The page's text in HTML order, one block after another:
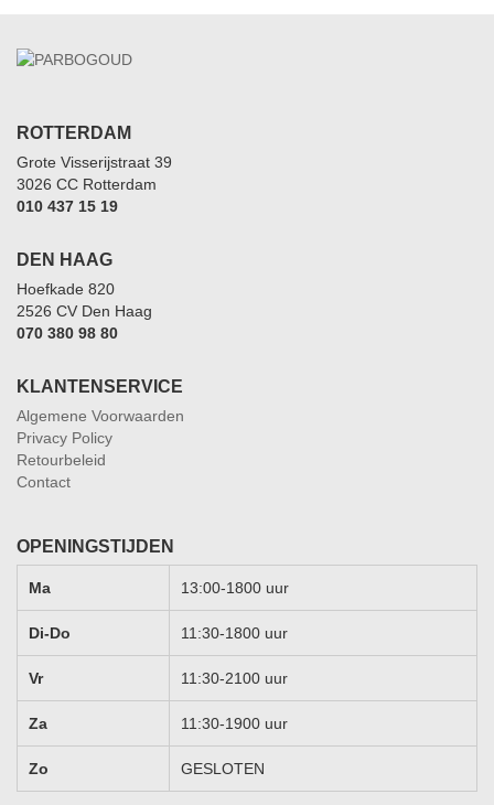
ROTTERDAM
Grote Visserijstraat 39
3026 CC Rotterdam
010 437 15 19
DEN HAAG
Hoefkade 820
2526 CV Den Haag
070 380 98 80
KLANTENSERVICE
Algemene Voorwaarden
Privacy Policy
Retourbeleid
Contact
OPENINGSTIJDEN
Ma 13:00-1800 uur
Di-Do 11:30-1800 uur
Vr 11:30-2100 uur
Za 11:30-1900 uur
Zo GESLOTEN